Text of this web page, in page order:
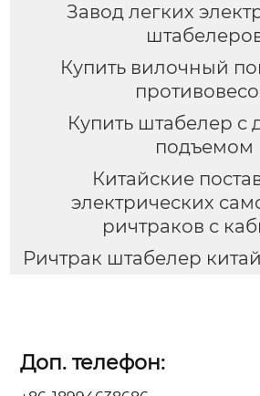
Завод легких
Купить вилочный
Купить штабелер с
подъемом
Китайские
электрических
ричтраков с
Ричтрак штабелер китай
Доп. телефон: